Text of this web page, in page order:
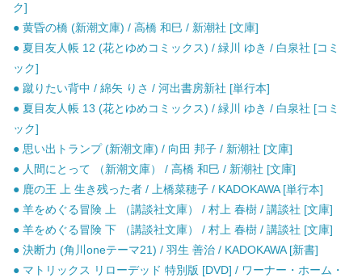
ク]
● 黄昏の橋 (新潮文庫) / 高橋 和巳 / 新潮社 [文庫]
● 夏目友人帳 12 (花とゆめコミックス) / 緑川 ゆき / 白泉社 [コミ
ック]
● 蹴りたい背中 / 綿矢 りさ / 河出書房新社 [単行本]
● 夏目友人帳 13 (花とゆめコミックス) / 緑川 ゆき / 白泉社 [コミ
ック]
● 思い出トランプ (新潮文庫) / 向田 邦子 / 新潮社 [文庫]
● 人間にとって （新潮文庫） / 高橋 和巳 / 新潮社 [文庫]
● 鹿の王 上 生き残った者 / 上橋菜穂子 / KADOKAWA [単行本]
● 羊をめぐる冒険 上 （講談社文庫） / 村上 春樹 / 講談社 [文庫]
● 羊をめぐる冒険 下 （講談社文庫） / 村上 春樹 / 講談社 [文庫]
● 決断力 (角川oneテーマ21) / 羽生 善治 / KADOKAWA [新書]
● マトリックス リローデッド 特別版 [DVD] / ワーナー・ホーム・